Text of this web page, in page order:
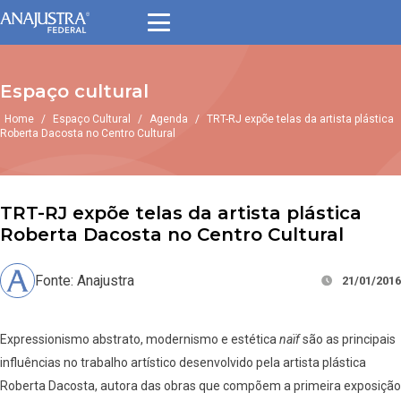
Espaço cultural
Home / Espaço Cultural / Agenda / TRT-RJ expõe telas da artista plástica
Roberta Dacosta no Centro Cultural
TRT-RJ expõe telas da artista plástica
Roberta Dacosta no Centro Cultural
Fonte: Anajustra 21/01/2016
Expressionismo abstrato, modernismo e estéticanaïfsão as principais
influências no trabalho artístico desenvolvido pela artista plástica
Roberta Dacosta, autora das obras que compõem a primeira exposição